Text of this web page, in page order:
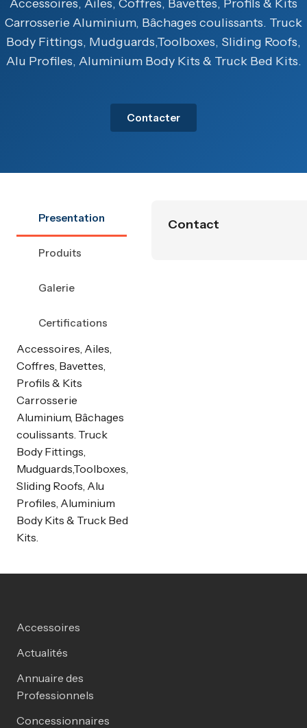
Accessoires, Ailes, Coffres, Bavettes, Profils & Kits
Carrosserie Aluminium, Bâchages coulissants. Truck
Body Fittings, Mudguards,Toolboxes, Sliding Roofs,
Alu Profiles, Aluminium Body Kits & Truck Bed Kits.
Contacter
Presentation
Produits
Galerie
Certifications
Accessoires, Ailes,
Coffres, Bavettes,
Profils & Kits
Carrosserie
Aluminium, Bâchages
coulissants. Truck
Body Fittings,
Mudguards,Toolboxes,
Sliding Roofs, Alu
Profiles, Aluminium
Body Kits & Truck Bed
Kits.
Contact
Accessoires
Actualités
Annuaire des
Professionnels
Concessionnaires